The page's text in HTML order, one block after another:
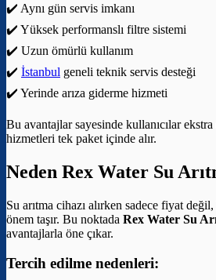
✔️ Aynı gün servis imkanı
✔️ Yüksek performanslı filtre sistemi
✔️ Uzun ömürlü kullanım
✔️ İstanbul geneli teknik servis desteği
✔️ Yerinde arıza giderme hizmeti
Bu avantajlar sayesinde kullanıcılar
hizmetleri tek paket içinde alır.
Neden Rex Water Su
Su arıtma cihazı alırken sadece fiyat
önem taşır. Bu noktada Rex Water Su
avantajlarla öne çıkar.
Tercih edilme nedenleri: